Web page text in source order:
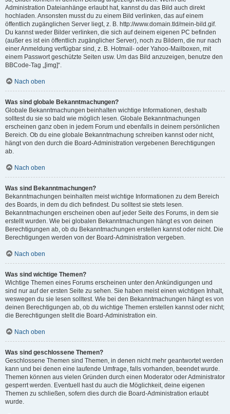
Administration Dateianhänge erlaubt hat, kannst du das Bild auch direkt
hochladen. Ansonsten musst du zu einem Bild verlinken, das auf einem
öffentlich zugänglichen Server liegt, z. B. http://www.domain.tld/mein-bild.gif.
Du kannst weder Bilder verlinken, die sich auf deinem eigenen PC befinden
(außer es ist ein öffentlich zugänglicher Server), noch zu Bildern, die nur nach
einer Anmeldung verfügbar sind, z. B. Hotmail- oder Yahoo-Mailboxen, mit
einem Passwort geschützte Seiten usw. Um das Bild anzuzeigen, benutze den
BBCode-Tag „[img]“.
Nach oben
Was sind globale Bekanntmachungen?
Globale Bekanntmachungen beinhalten wichtige Informationen, deshalb
solltest du sie so bald wie möglich lesen. Globale Bekanntmachungen
erscheinen ganz oben in jedem Forum und ebenfalls in deinem persönlichen
Bereich. Ob du eine globale Bekanntmachung schreiben kannst oder nicht,
hängt von den durch die Board-Administration vergebenen Berechtigungen
ab.
Nach oben
Was sind Bekanntmachungen?
Bekanntmachungen beinhalten meist wichtige Informationen zu dem Bereich
des Boards, in dem du dich befindest. Du solltest sie stets lesen.
Bekanntmachungen erscheinen oben auf jeder Seite des Forums, in dem sie
erstellt wurden. Wie bei globalen Bekanntmachungen hängt es von deinen
Berechtigungen ab, ob du Bekanntmachungen erstellen kannst oder nicht. Die
Berechtigungen werden von der Board-Administration vergeben.
Nach oben
Was sind wichtige Themen?
Wichtige Themen eines Forums erscheinen unter den Ankündigungen und
sind nur auf der ersten Seite zu sehen. Sie haben meist einen wichtigen Inhalt,
weswegen du sie lesen solltest. Wie bei den Bekanntmachungen hängt es von
deinen Berechtigungen ab, ob du wichtige Themen erstellen kannst oder nicht;
die Berechtigungen stellt die Board-Administration ein.
Nach oben
Was sind geschlossene Themen?
Geschlossene Themen sind Themen, in denen nicht mehr geantwortet werden
kann und bei denen eine laufende Umfrage, falls vorhanden, beendet wurde.
Themen können aus vielen Gründen durch einen Moderator oder Administrator
gesperrt werden. Eventuell hast du auch die Möglichkeit, deine eigenen
Themen zu schließen, sofern dies durch die Board-Administration erlaubt
wurde.